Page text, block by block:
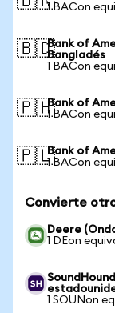
1 BACon
🇧🇩Bank of
Bangladés
1 BACon
🇵🇭Bank of
1 BACon
🇵🇱Bank of
1 BACon
Convierte
Deere
1 DEon
1 SOUNon